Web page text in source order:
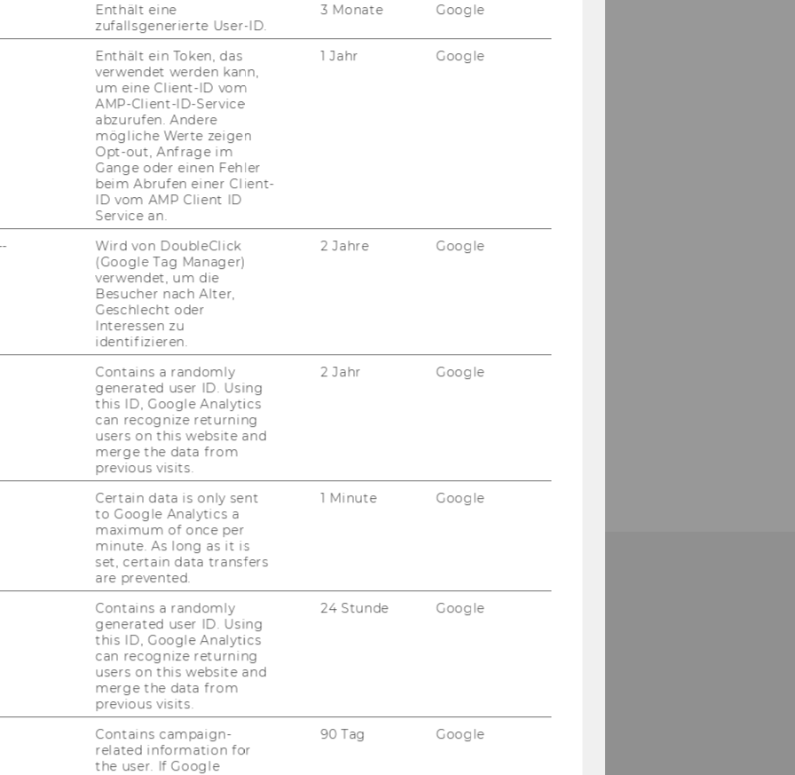
De­ve­lo­p­ment"
Fi­nan­ce and
2023
and So­cial De­
Sys­tems and Go­
Ökonomie
Enthält eine
zufallsgenerierte User-ID.
3 Monate Google
Enthält ein Token, das
verwendet werden kann,
um eine Client-ID vom
AMP-Client-ID-Service
abzurufen. Andere
mögliche Werte zeigen
Opt-out, Anfrage im
Gange oder einen Fehler
beim Abrufen einer Client-
ID vom AMP Client ID
Service an.
1 Jahr Google
Wird von DoubleClick
(Google Tag Manager)
verwendet, um die
Besucher nach Alter,
Geschlecht oder
Interessen zu
identifizieren.
2 Jahre Google
Contains a randomly
generated user ID. Using
this ID, Google Analytics
can recognize returning
users on this website and
merge the data from
previous visits.
2 Jahr Google
Certain data is only sent
to Google Analytics a
maximum of once per
minute. As long as it is
set, certain data transfers
are prevented.
1 Minute Google
Contains a randomly
generated user ID. Using
this ID, Google Analytics
can recognize returning
users on this website and
merge the data from
previous visits.
24 Stunde Google
Contains campaign-
related information for
the user. If Google
90 Tag Google